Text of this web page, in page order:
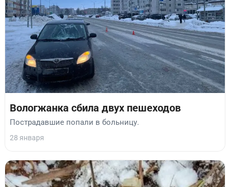
Вологжанка сбила двух пешеходов
Пострадавшие попали в больницу.
28 января